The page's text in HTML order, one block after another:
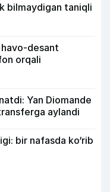
bilmaydigan taniqli
havo-desant
orqali
Yan Diomande
aylandi
bir nafasda ko‘rib